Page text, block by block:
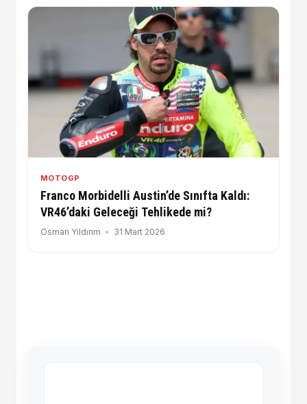
MOTOGP
Franco Morbidelli Austin’de Sınıfta Kaldı:
VR46’daki Geleceği Tehlikede mi?
Osman Yıldırım 31 Mart 2026